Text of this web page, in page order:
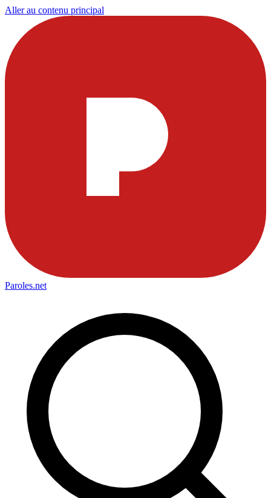
Aller au contenu principal
Paroles.net